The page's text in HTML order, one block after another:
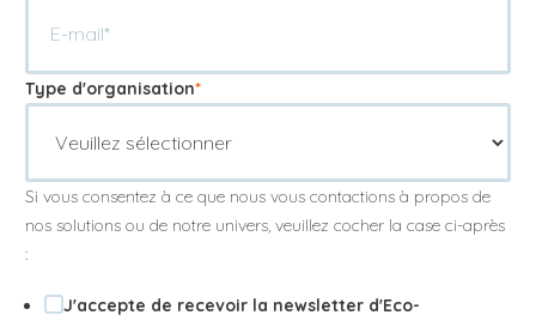
Type d'organisation*
Si vous consentez à ce que nous vous contactions à propos de
nos solutions ou de notre univers, veuillez cocher la case ci-après
:
J'accepte de recevoir la newsletter d'Eco-